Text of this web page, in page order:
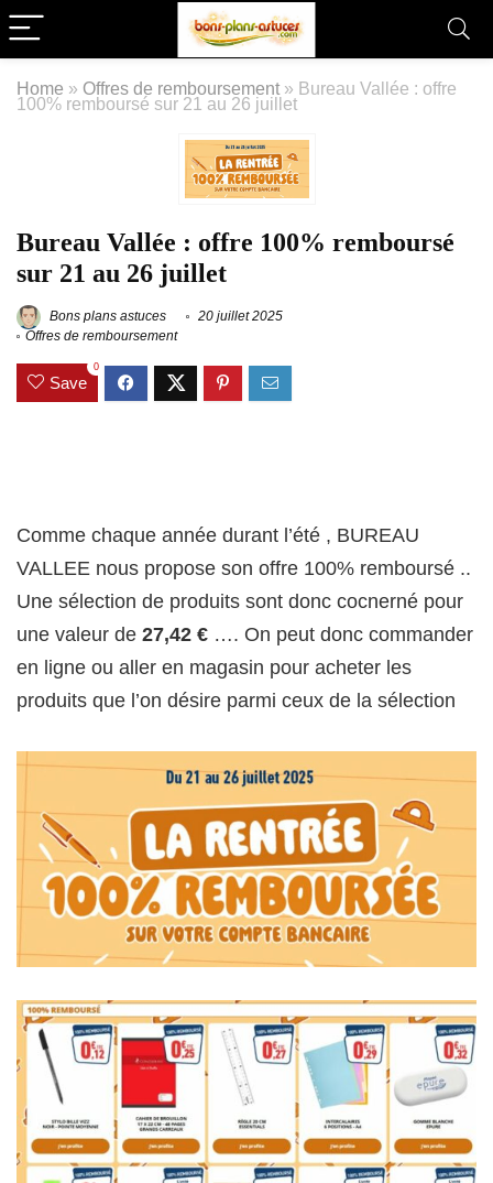
Home » Offres de remboursement » Bureau Vallée : offre
100% remboursé sur 21 au 26 juillet
Bureau Vallée : offre 100% remboursé
sur 21 au 26 juillet
Bons plans astuces
20 juillet 2025
Offres de remboursement
Save
0
Comme chaque année durant l’été , BUREAU
VALLEE nous propose son offre 100% remboursé ..
Une sélection de produits sont donc cocnerné pour
une valeur de 27,42 € …. On peut donc commander
en ligne ou aller en magasin pour acheter les
produits que l’on désire parmi ceux de la sélection